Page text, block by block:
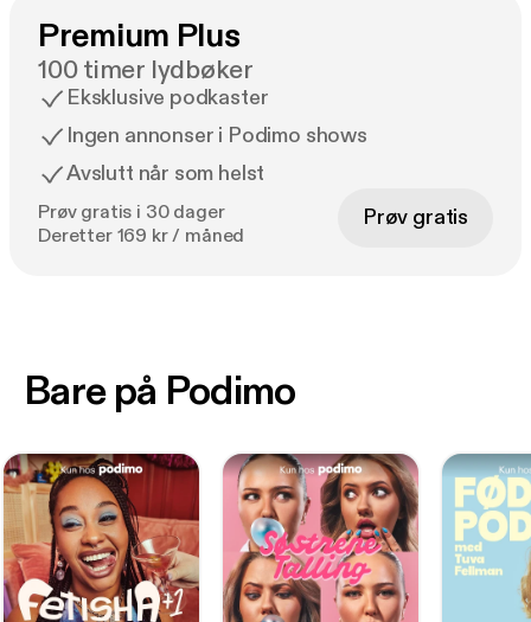
Premium Plus
100 timer lydbøker
Eksklusive podkaster
Ingen annonser i Podimo shows
Avslutt når som helst
Prøv gratis i 30 dager
Deretter 169 kr / måned
Prøv gratis
Bare på Podimo